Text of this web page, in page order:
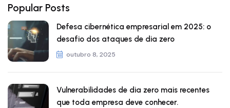
Popular Posts
Defesa cibernética empresarial em 2025: o
desafio dos ataques de dia zero
outubro 8, 2025
Vulnerabilidades de dia zero mais recentes
que toda empresa deve conhecer.